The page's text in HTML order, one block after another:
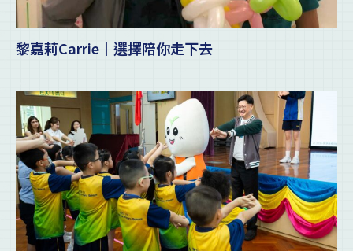
黎嘉莉Carrie｜選擇陪你走下去